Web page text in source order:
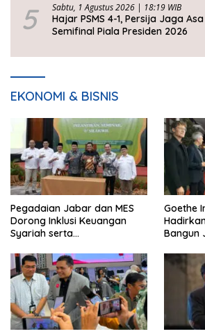
5 Sabtu, 1 Agustus 2026 | 18:19 WIB
Hajar PSMS 4-1, Persija Jaga
Semifinal Piala Presiden 2026
EKONOMI & BISNIS
Pegadaian Jabar dan MES
Dorong Inklusi Keuangan
Syariah serta
Goethe
Bangun